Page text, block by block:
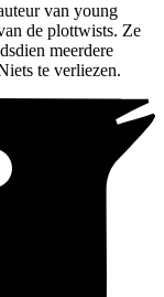
van young
de plottwists. Ze
meerdere
te verliezen.